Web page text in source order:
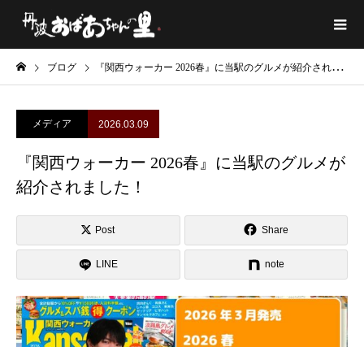
ブログ 『関西ウォーカー 2026春』に当駅のグルメが紹介されました！
メディア 2026.03.09
『関西ウォーカー 2026春』に当駅のグルメが
紹介されました！
Post Share
LINE note